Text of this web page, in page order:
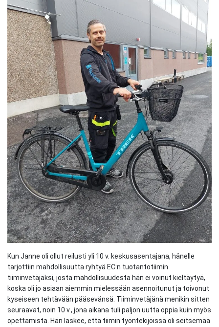
Kun Janne oli ollut reilusti yli 10 v. keskusasentajana, hänelle
tarjottiin mahdollisuutta ryhtyä EC:n tuotantotiimin
tiiminvetäjäksi, josta mahdollisuudesta hän ei voinut kieltäytyä,
koska oli jo asiaan aiemmin mielessään asennoitunut ja toivonut
kyseiseen tehtävään pääsevänsä. Tiiminvetäjänä menikin sitten
seuraavat, noin 10 v., jona aikana tuli paljon uutta oppia kuin myös
opettamista. Hän laskee, että tiimin työntekijöissä oli seitsemää